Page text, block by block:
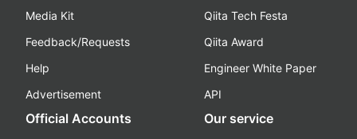
Media Kit
Feedback/Requests
Help
Advertisement
Qiita Tech Festa
Qiita Award
Engineer White Paper
API
Official Accounts Our service